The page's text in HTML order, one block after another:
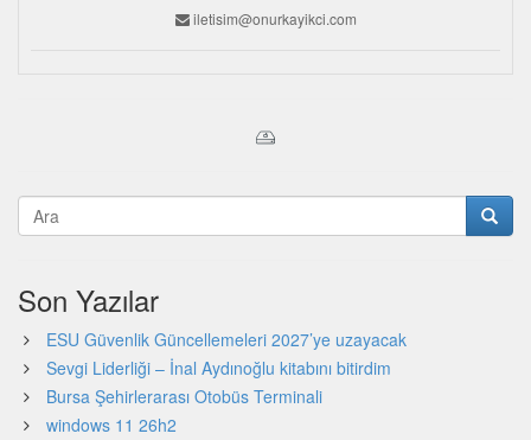
iletisim@onurkayikci.com
Son Yazılar
ESU Güvenlik Güncellemeleri 2027’ye uzayacak
Sevgi Liderliği – İnal Aydınoğlu kitabını bitirdim
Bursa Şehirlerarası Otobüs Terminali
windows 11 26h2